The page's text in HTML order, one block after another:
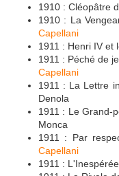
1910 : Cléopâtre
1910 : La
Capellani
1911 : Henri IV et
1911 : Péché de
Capellani
1911 : La Lettre
Denola
1911 : Le Grand-
Monca
1911 : Par
Capellani
1911 :